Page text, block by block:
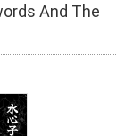
And The